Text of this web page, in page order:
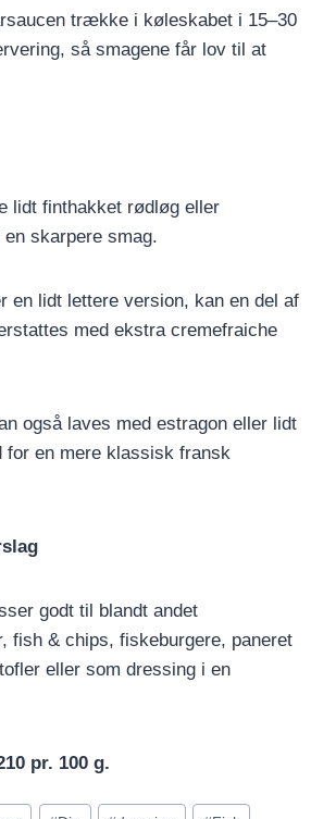
trække i køleskabet i 15–30
så smagene får lov til at
lidt finthakket rødløg eller
skarpere smag.
en lidt lettere version, kan en del af
med ekstra cremefraiche
også laves med estragon eller lidt
for en mere klassisk fransk
godt til blandt andet
fish & chips, fiskeburgere, paneret
eller som dressing i en
pr. 100 g.